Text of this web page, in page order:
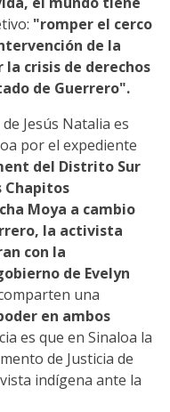
"romper el cerco
de la
crisis de derechos
de Guerrero".
Jesús Natalia es
por el expediente
del Distrito Sur
Chapitos
Moya a cambio
la activista
con la
de Evelyn
una
en ambos
es que en Sinaloa la
de Justicia de
indígena ante la